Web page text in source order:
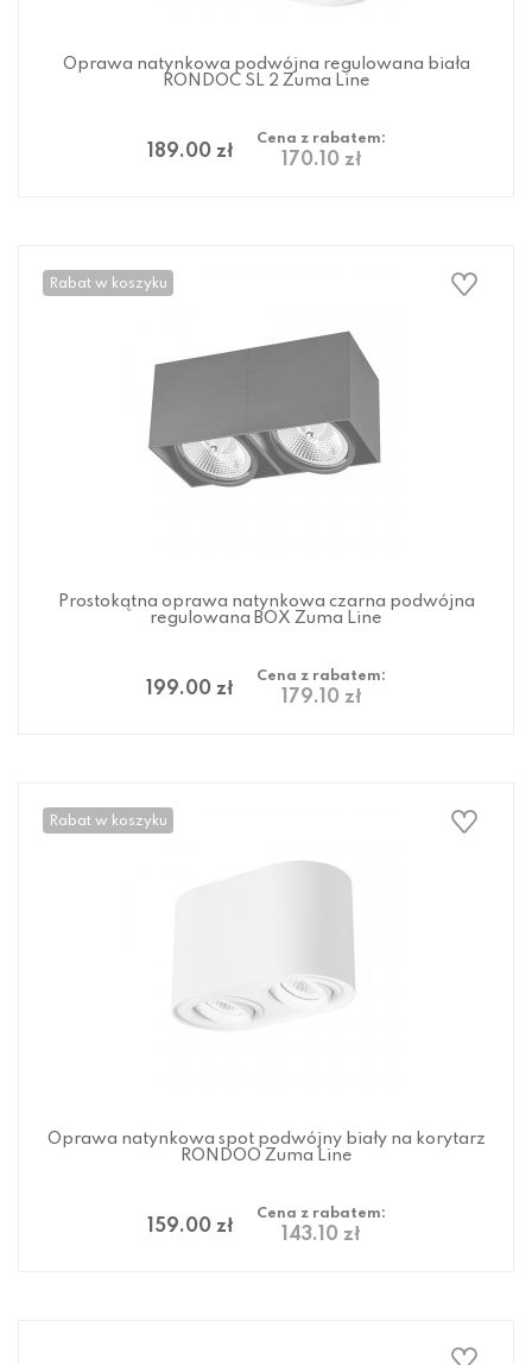
Oprawa natynkowa podwójna regulowana biała
RONDOC SL 2 Zuma Line
189.00 zł
Cena z rabatem:
170.10 zł
Rabat w koszyku
Prostokątna oprawa natynkowa czarna podwójna
regulowana BOX Zuma Line
199.00 zł
Cena z rabatem:
179.10 zł
Rabat w koszyku
Oprawa natynkowa spot podwójny biały na korytarz
RONDOO Zuma Line
159.00 zł
Cena z rabatem:
143.10 zł